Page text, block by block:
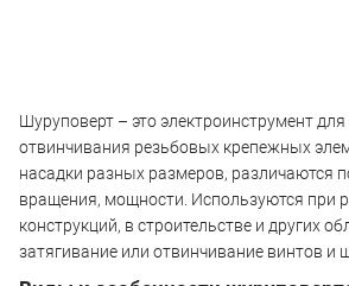
Шуруповерт – это электроинструмент
отвинчивания резьбовых крепежных
насадки разных размеров, различаются
вращения, мощности. Используются при
конструкций, в строительстве и других
затягивание или отвинчивание винтов и